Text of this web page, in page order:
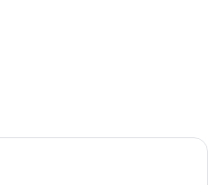
Parks - Byron Bay